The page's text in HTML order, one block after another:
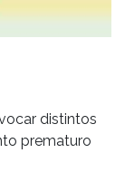
distintos
prematuro